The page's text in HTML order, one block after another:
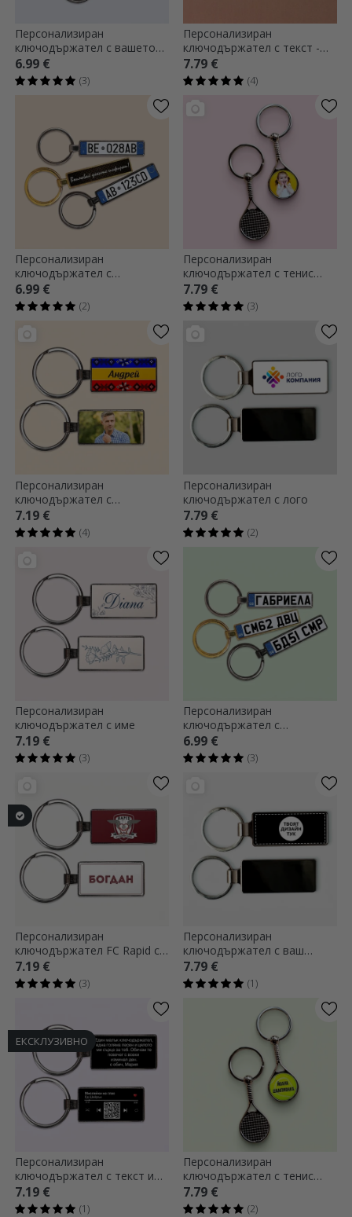
Персонализиран
ключодържател с вашето
име
6.99 €
(3)
Персонализиран
ключодържател с текст -
футболен дизайн
7.79 €
(4)
Персонализиран
ключодържател с
италиански автомобилен
номер
6.99 €
(2)
Персонализиран
ключодържател с тенис
ракета и снимка - Happy
7.79 €
(3)
Персонализиран
ключодържател с
фотография и текст -
румънско знаме
7.19 €
(4)
Персонализиран
ключодържател с лого
7.79 €
(2)
Персонализиран
ключодържател с име
7.19 €
(3)
Персонализиран
ключодържател с
британска автомобилна
регистрационна табела
6.99 €
(3)
Персонализиран
ключодържател FC Rapid с
име
7.19 €
(3)
Персонализиран
ключодържател с ваш
собствен дизайн
7.79 €
(1)
ЕКСКЛУЗИВНО
Персонализиран
ключодържател с текст и
QR код - Нашата песен
7.19 €
(1)
Персонализиран
ключодържател с тенис
ракета и текст - Шампион
7.79 €
(2)